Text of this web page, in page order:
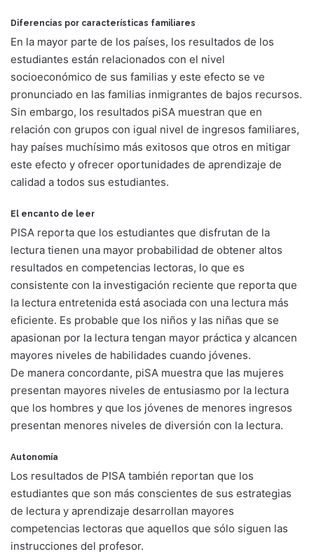
Diferencias por características familiares
En la mayor parte de los países, los resultados de los
estudiantes están relacionados con el nivel
socioeconómico de sus familias y este efecto se ve
pronunciado en las familias inmigrantes de bajos recursos.
Sin embargo, los resultados piSA muestran que en
relación con grupos con igual nivel de ingresos familiares,
hay países muchísimo más exitosos que otros en mitigar
este efecto y ofrecer oportunidades de aprendizaje de
calidad a todos sus estudiantes.
El encanto de leer
PISA reporta que los estudiantes que disfrutan de la
lectura tienen una mayor probabilidad de obtener altos
resultados en competencias lectoras, lo que es
consistente con la investigación reciente que reporta que
la lectura entretenida está asociada con una lectura más
eficiente. Es probable que los niños y las niñas que se
apasionan por la lectura tengan mayor práctica y alcancen
mayores niveles de habilidades cuando jóvenes.
De manera concordante, piSA muestra que las mujeres
presentan mayores niveles de entusiasmo por la lectura
que los hombres y que los jóvenes de menores ingresos
presentan menores niveles de diversión con la lectura.
Autonomía
Los resultados de PISA también reportan que los
estudiantes que son más conscientes de sus estrategias
de lectura y aprendizaje desarrollan mayores
competencias lectoras que aquellos que sólo siguen las
instrucciones del profesor.